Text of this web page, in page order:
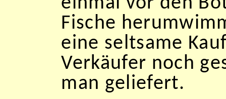
Fische
eine seltsame
Verkäufer noch
man geliefert.